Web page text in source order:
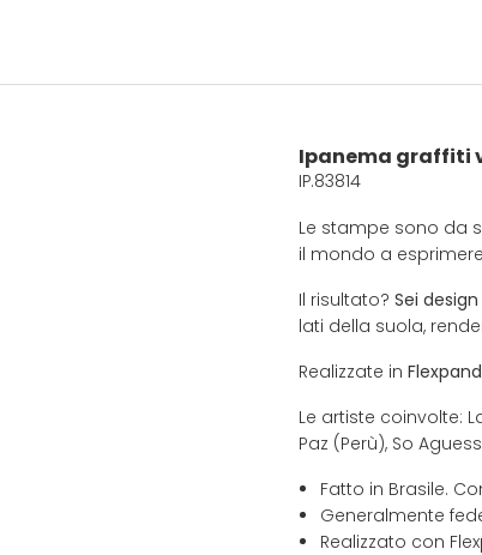
Ipanema graffiti
IP.83814
Le stampe sono da
il mondo a
Il risultato? Sei
lati della suola,
Realizzate in Flexpand
Le artiste coinvolte:
Paz (Perù), So
Fatto in Brasile.
Generalmente
Realizzato con